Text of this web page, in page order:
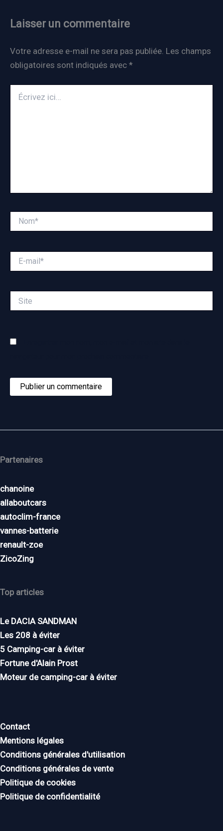
Laisser un commentaire
Votre adresse e-mail ne sera pas publiée. Les champs
obligatoires sont indiqués avec *
ici…
mail*
Partenaires
chanoine
allaboutcars
autoclim-france
vannes-batterie
renault-zoe
ZicoZing
Top articles
Le DACIA SANDMAN
Les 208 à éviter
5 Camping-car à éviter
Fortune d'Alain Prost
Moteur de camping-car à éviter
Contact
Mentions légales
Conditions générales d'utilisation
Conditions générales de vente
Politique de cookies
Politique de confidentialité